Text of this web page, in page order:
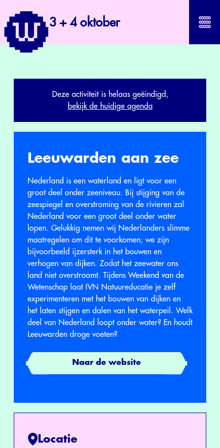
3 + 4 oktober
Deze activiteit is helaas geëindigd,
bekijk de huidige agenda
Leeuwarden aan zee
Nederland is een waterland en ligt voor een
groot deel onder zeeniveau. Bij stijging van de
zeespiegel en overstroming van de rivieren zal
Nederland voor een groot deel onder water
lopen. Gelukkig nemen wij Nederlanders slimme
maatregelen om dit te voorkomen; we zijn
bijvoorbeeld ijzersterk in het bouwen en
verhogen van dijken. Zodat het zeewater ons
land niet overstroomt. Tijdens Weekend van de
Wetenschap laat IVN Natuureducatie je zelf
experimenteren met het bouwen van dijken en
het laten stijgen en dalen van het waterpeil. Welk
deel van Nederland loopt onder water? En houdt
Leeuwarden droge voeten?
Naar de website
Locatie